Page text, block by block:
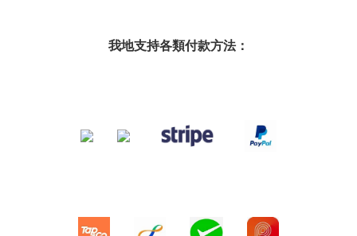
我地支持各類付款方法：